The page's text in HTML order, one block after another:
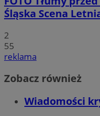
Śląska Scena
2
55
reklama
Zobacz również
Wiadomości
SessID